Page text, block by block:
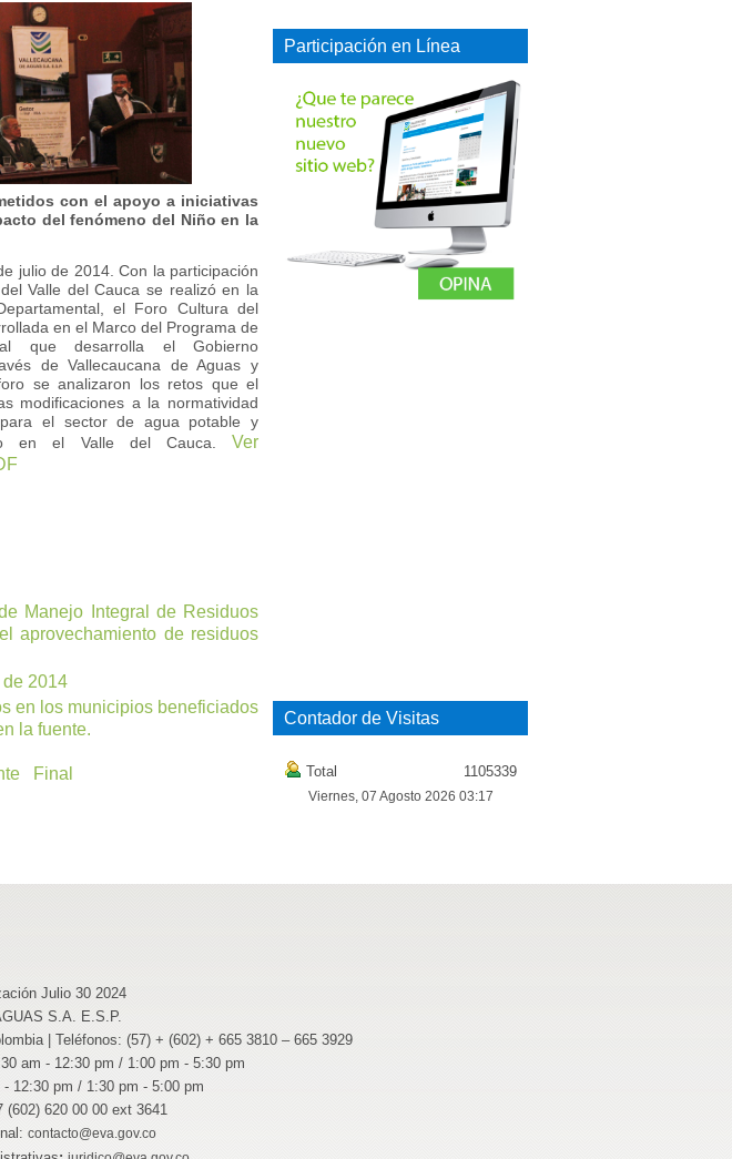
con el apoyo a iniciativas
del fenómeno del Niño en la
julio de 2014. Con la participación
Valle del Cauca se realizó en la
el Foro Cultura del
en el Marco del Programa de
que desarrolla el Gobierno
de Vallecaucana de Aguas y
se analizaron los retos que el
modificaciones a la normatividad
el sector de agua potable y
en el Valle del Cauca. Ver
Manejo Integral de Residuos
aprovechamiento de residuos
2014
en los municipios beneficiados
la fuente.
Final
Participación en Línea
Contador de Visitas
Total 1105339
Viernes, 07 Agosto 2026 03:17
Julio 30 2024
S.A. E.S.P.
| Teléfonos: (57) + (602) + 665 3810 – 665 3929
am - 12:30 pm / 1:00 pm - 5:30 pm
pm / 1:30 pm - 5:00 pm
(602) 620 00 00 ext 3641
contacto@eva.gov.co